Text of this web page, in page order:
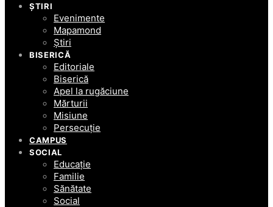
ȘTIRI
Evenimente
Mapamond
Știri
BISERICĂ
Editoriale
Biserică
Apel la rugăciune
Mărturii
Misiune
Persecuție
CAMPUS
SOCIAL
Educație
Familie
Sănătate
Social